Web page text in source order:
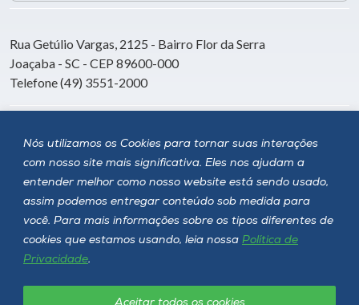
Nós utilizamos os Cookies para tornar suas interações
com nosso site mais significativa. Eles nos ajudam a
entender melhor como nosso website está sendo usado,
assim podemos entregar conteúdo sob medida para
você. Para mais informações sobre os tipos diferentes de
cookies que estamos usando, leia nossa Política de
Privacidade.
Aceitar todos os cookies
Rua Getúlio Vargas, 2125 - Bairro Flor da Serra
Joaçaba - SC - CEP 89600-000
Telefone (49) 3551-2000
Siga a Unoesc